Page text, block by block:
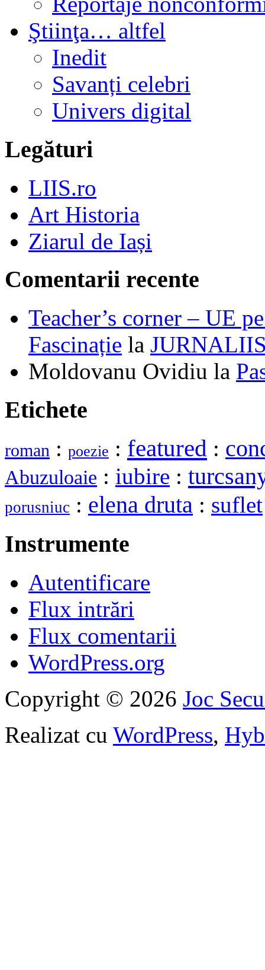
Ştiinţa… altfel
Inedit
Savanți celebri
Univers digital
Legături
LIIS.ro
Art Historia
Ziarul de Iași
Comentarii recente
Teacher’s corner – UE
Fascinație la
Moldovanu Ovidiu la
Etichete
roman : poezie : featured :
Abuzuloaie : iubire :
porusniuc : elena druta : suflet
Instrumente
Autentificare
Flux intrări
Flux comentarii
WordPress.org
Copyright © 2026 Joc
Realizat cu WordPress,